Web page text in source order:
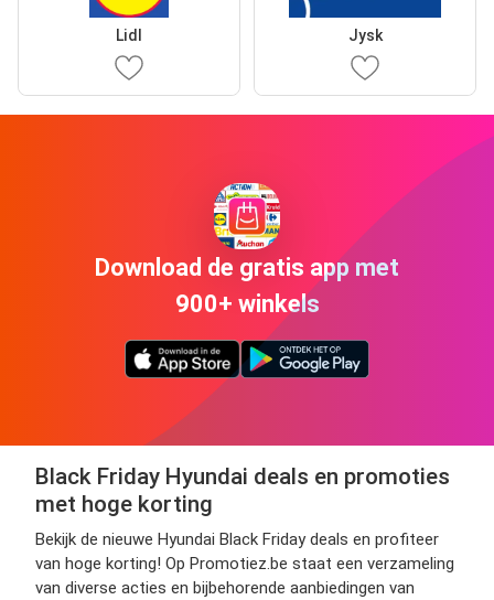
Lidl Jysk
Download de gratis app met
900+ winkels
Black Friday Hyundai deals en promoties
met hoge korting
Bekijk de nieuwe Hyundai Black Friday deals en profiteer
van hoge korting! Op Promotiez.be staat een verzameling
van diverse acties en bijbehorende aanbiedingen van